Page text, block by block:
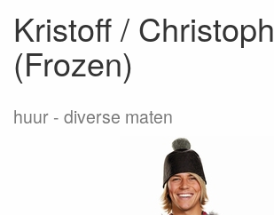
Kristoff / Christoph
(Frozen)
huur diverse maten